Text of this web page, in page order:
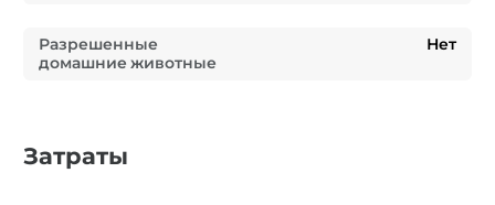
Разрешенные
домашние животные
Нет
Затраты